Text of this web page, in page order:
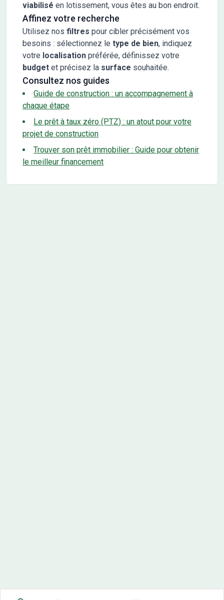
viabilisé en lotissement, vous êtes au bon endroit.
Affinez votre recherche
Utilisez nos filtres pour cibler précisément vos
besoins : sélectionnez le type de bien, indiquez
votre localisation préférée, définissez votre
budget et précisez la surface souhaitée.
Consultez nos guides
Guide de construction : un accompagnement à
chaque étape
Le prêt à taux zéro (PTZ) : un atout pour votre
projet de construction
Trouver son prêt immobilier : Guide pour obtenir
le meilleur financement